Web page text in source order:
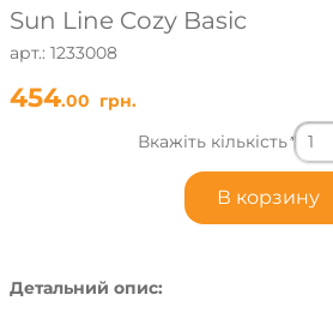
Sun Line Cozy Basic
арт.: 1233008
454.00 грн.
Вкажіть кількість*
Детальний опис:
В корзину